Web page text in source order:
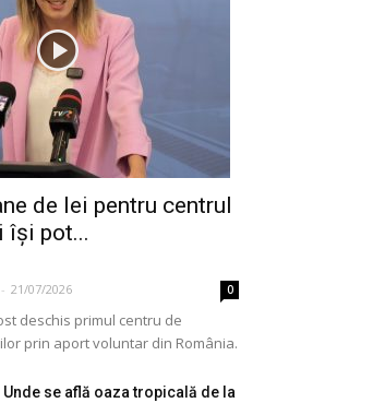
de lei pentru centrul
își pot...
- 21/07/2026 0
deschis primul centru de
prin aport voluntar din România.
Unde se află oaza tropicală de la